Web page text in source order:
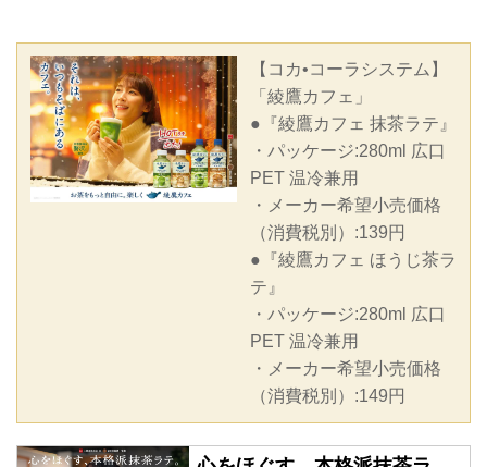
【コカ•コーラシステム】
「綾鷹カフェ」
●『綾鷹カフェ 抹茶ラテ』
・パッケージ:280ml 広口
PET 温冷兼用
・メーカー希望小売価格
（消費税別）:139円
●『綾鷹カフェ ほうじ茶ラ
テ』
・パッケージ:280ml 広口
PET 温冷兼用
・メーカー希望小売価格
（消費税別）:149円